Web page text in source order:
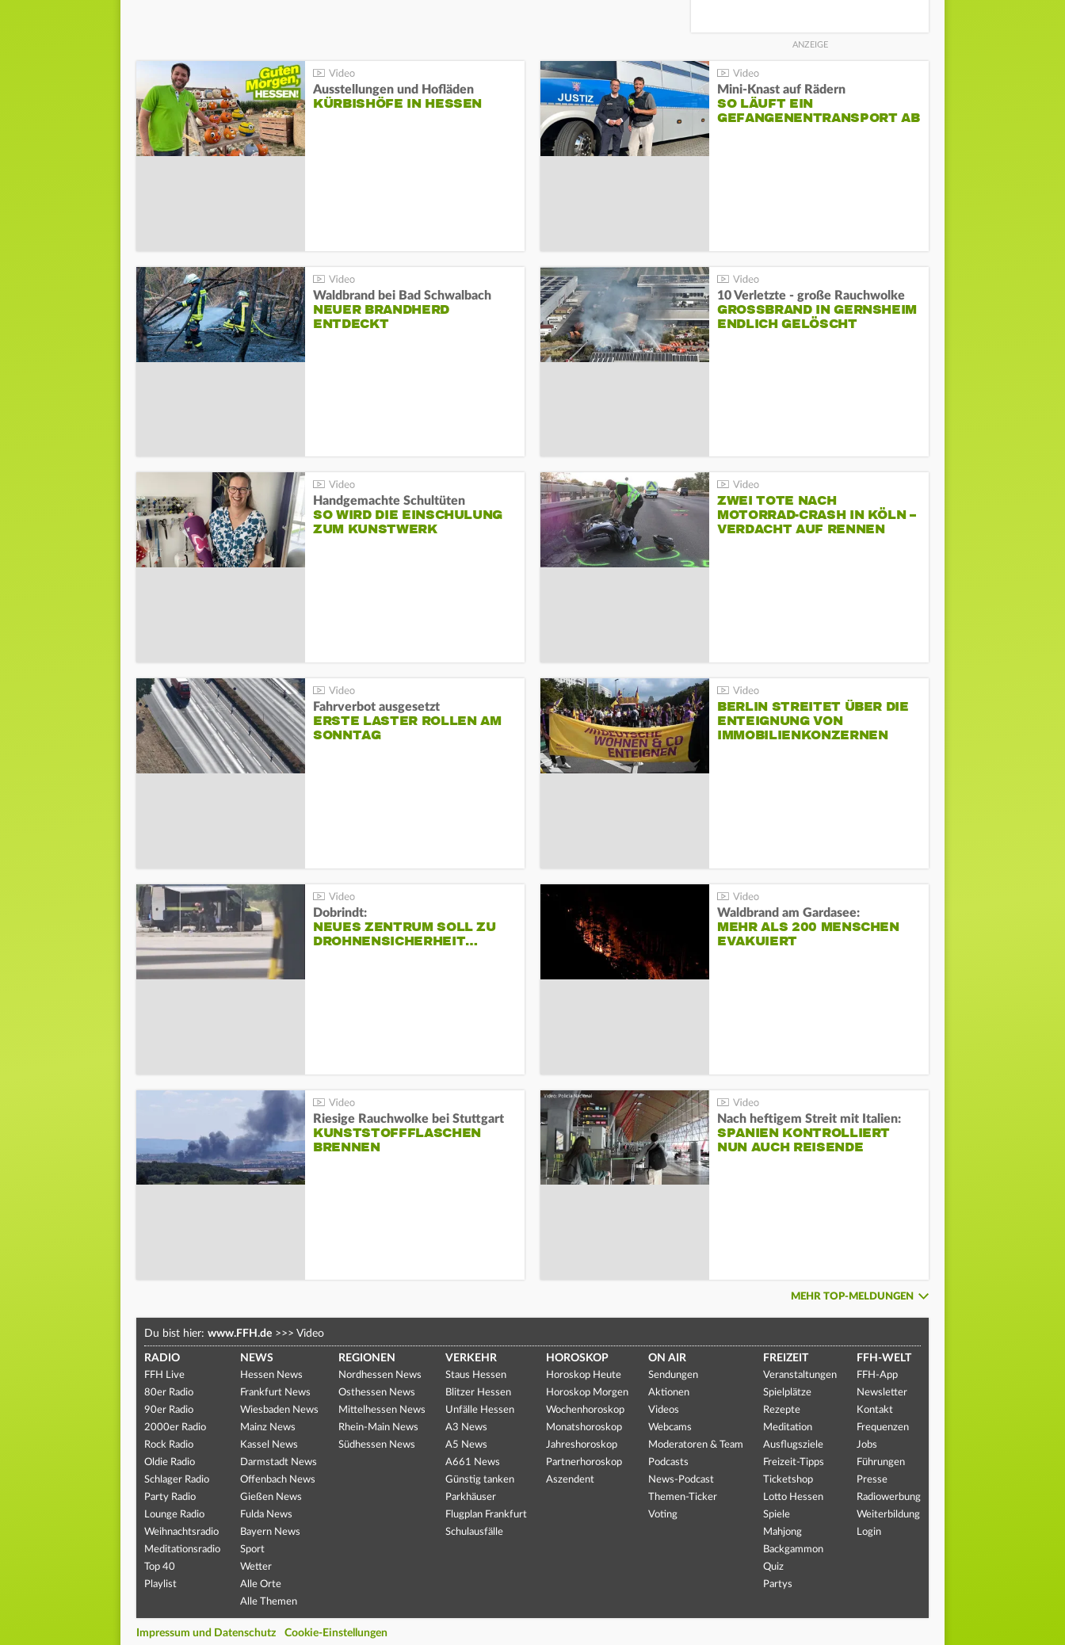
Ausstellungen und Hofläden
KÜRBISHÖFE IN HESSEN
Mini-Knast auf Rädern
SO LÄUFT EIN
GEFANGENENTRANSPORT AB
Waldbrand bei Bad Schwalbach
NEUER BRANDHERD
ENTDECKT
10 Verletzte - große Rauchwolke
GROSSBRAND IN GERNSHEIM E
NDLICH GELÖSCHT
Handgemachte Schultüten
SO WIRD DIE EINSCHULUNG
ZUM KUNSTWERK
ZWEI TOTE NACH
MOTORRAD-CRASH IN KÖLN –
VERDACHT AUF RENNEN
Fahrverbot ausgesetzt
ERSTE LASTER ROLLEN AM
SONNTAG
BERLIN STREITET ÜBER DIE
ENTEIGNUNG VON
IMMOBILIENKONZERNEN
Dobrindt:
NEUES ZENTRUM SOLL ZU
DROHNENSICHERHEIT…
Waldbrand am Gardasee:
MEHR ALS 200 MENSCHEN
EVAKUIERT
Riesige Rauchwolke bei Stuttgart
KUNSTSTOFFFLASCHEN
BRENNEN
Nach heftigem Streit mit Italien:
SPANIEN KONTROLLIERT
NUN AUCH REISENDE
MEHR TOP-MELDUNGEN
Du bist hier: www.FFH.de >>> Video
RADIO
FFH Live
80er Radio
90er Radio
2000er Radio
Rock Radio
Oldie Radio
Schlager Radio
Party Radio
Lounge Radio
Weihnachtsradio
Meditationsradio
Top 40
Playlist
NEWS
Hessen News
Frankfurt News
Wiesbaden News
Mainz News
Kassel News
Darmstadt News
Offenbach News
Gießen News
Fulda News
Bayern News
Sport
Wetter
Alle Orte
Alle Themen
REGIONEN
Nordhessen News
Osthessen News
Mittelhessen News
Rhein-Main News
Südhessen News
VERKEHR
Staus Hessen
Blitzer Hessen
Unfälle Hessen
A3 News
A5 News
A661 News
Günstig tanken
Parkhäuser
Flugplan Frankfurt
Schulausfälle
HOROSKOP
Horoskop Heute
Horoskop Morgen
Wochenhoroskop
Monatshoroskop
Jahreshoroskop
Partnerhoroskop
Aszendent
ON AIR
Sendungen
Aktionen
Videos
Webcams
Moderatoren & Team
Podcasts
News-Podcast
Themen-Ticker
Voting
FREIZEIT
Veranstaltungen
Spielplätze
Rezepte
Meditation
Ausflugsziele
Freizeit-Tipps
Ticketshop
Lotto Hessen
Spiele
Mahjong
Backgammon
Quiz
Partys
FFH-WELT
FFH-App
Newsletter
Kontakt
Frequenzen
Jobs
Führungen
Presse
Radiowerbung
Weiterbildung
Login
Impressum und Datenschutz Cookie-Einstellungen